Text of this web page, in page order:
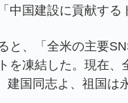
中国建設に貢献す
と、「全米の主要
を凍結した。現在
建国同志よ、祖国